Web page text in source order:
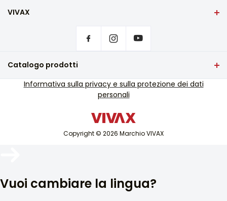
VIVAX
Dove acquistare i prodotti VIVAX?
Assistenza tecnica
Assistenza tecnica fuori garanzia
Catalogo prodotti
TV e audio
Elettrodomestici bianchi
Dispositivi intelligentiCopyright © 2026 Marchio VIVAX
Informativa sulla privacy e sulla protezione dei dati
personali
Vuoi cambiare la lingua?